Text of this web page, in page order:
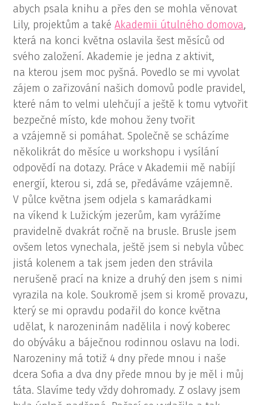
abych psala knihu a přes den se mohla věnovat
Lily, projektům a takéAkademii útulného domova,
která na konci května oslavila šest měsíců od
svého založení. Akademie je jedna z aktivit,
na kterou jsem moc pyšná. Povedlo se mi vyvolat
zájem o zařizování našich domovů podle pravidel,
které nám to velmi ulehčují a ještě k tomu vytvořit
bezpečné místo, kde mohou ženy tvořit
a vzájemně si pomáhat. Společně se scházíme
několikrát do měsíce u workshopu i vysílání
odpovědí na dotazy. Práce v Akademii mě nabíjí
energií, kterou si, zdá se, předáváme vzájemně.
V půlce května jsem odjela s kamarádkami
na víkend k Lužickým jezerům, kam vyrážíme
pravidelně dvakrát ročně na brusle. Brusle jsem
ovšem letos vynechala, ještě jsem si nebyla vůbec
jistá kolenem a tak jsem jeden den strávila
nerušeně prací na knize a druhý den jsem s nimi
vyrazila na kole. Soukromě jsem si kromě provazu,
který se mi opravdu podařil do konce května
udělat, k narozeninám nadělila i nový koberec
do obýváku a báječnou rodinnou oslavu na lodi.
Narozeniny má totiž 4 dny přede mnou i naše
dcera Sofia a dva dny přede mnou by je měl i můj
táta. Slavíme tedy vždy dohromady. Z oslavy jsem